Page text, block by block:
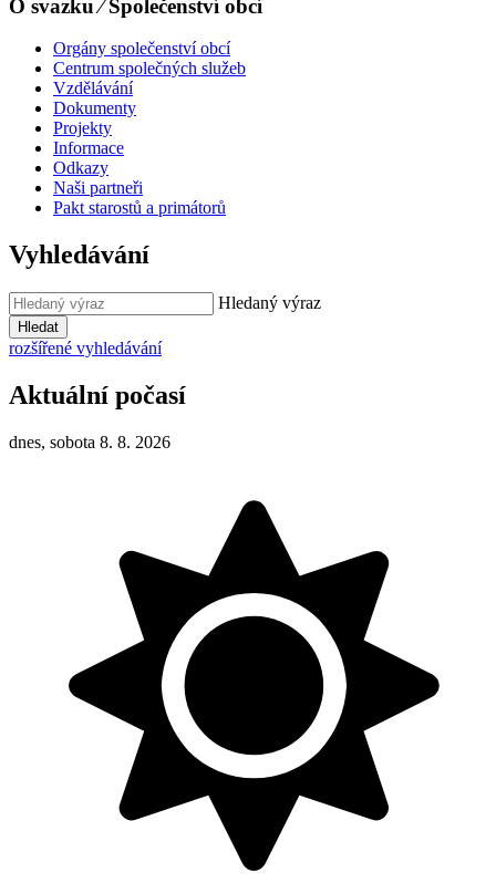
O svazku ⁄ Společenství obcí
Orgány společenství obcí
Centrum společných služeb
Vzdělávání
Dokumenty
Projekty
Informace
Odkazy
Naši partneři
Pakt starostů a primátorů
Vyhledávání
Hledaný výraz
Hledat
rozšířené vyhledávání
Aktuální počasí
dnes, sobota 8. 8. 2026